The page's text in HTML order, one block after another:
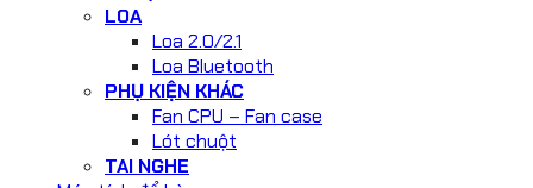
LOA
Loa 2.0/2.1
Loa Bluetooth
PHỤ KIỆN KHÁC
Fan CPU – Fan case
Lót chuột
TAI NGHE